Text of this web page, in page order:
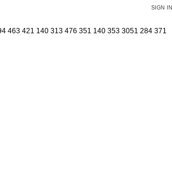
SIGN IN
463 421 140 313 476 351 140 353 3051 284 371